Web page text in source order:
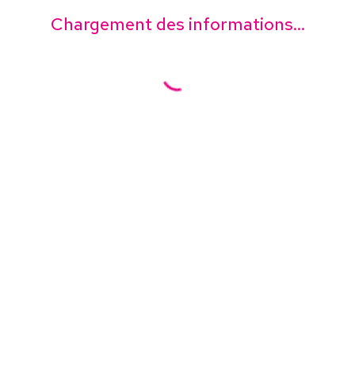
Chargement des informations...